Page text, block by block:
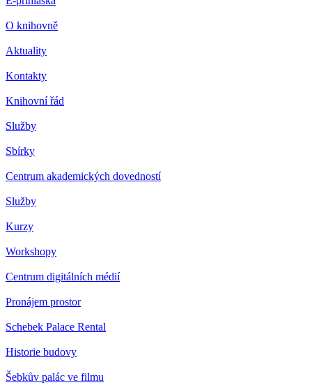
O knihovně
Aktuality
Kontakty
Knihovní řád
Služby
Sbírky
Centrum akademických dovedností
Služby
Kurzy
Workshopy
Centrum digitálních médií
Pronájem prostor
Schebek Palace Rental
Historie budovy
Šebkův palác ve filmu